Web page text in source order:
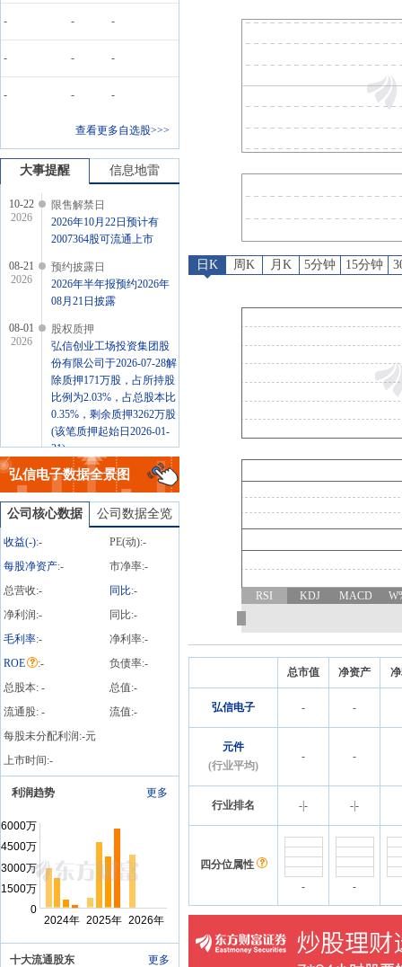
- - -
- - -
- - -
查看更多自选股>>>
大事提醒 信息地雷
10-22
2026
限售解禁日
2026年10月22日预计有
2007364股可流通上市
08-21
2026
预约披露日
2026年半年报预约2026年
08月21日披露
08-01
2026
股权质押
弘信创业工场投资集团股
份有限公司于2026-07-28解
除质押171万股，占所持股
比例为2.03%，占总股本比
0.35%，剩余质押3262万股
(该笔质押起始日2026-01-
21)
08-01
2026
公告
2026年08月01日发布《弘
信电子:关于向特定对象发
行股票申请获得中国证监
会同意注册批复的公告》
等3条公告
弘信电子数据全景图
公司核心数据 公司数据全览
收益(-):- PE(动):-
每股净资产:- 市净率:-
总营收:- 同比:-
净利润:- 同比:-
毛利率:- 净利率:-
ROE
:- 负债率:-
总股本: - 总值:-
流通股: - 流值:-
每股未分配利润:-元
上市时间:-
利润趋势 更多
十大流通股东 更多
股权质押：截止2026年07月24
公告：2026年07月23日发布
限售解禁日：2026年10月22
预约披露日：2026年半年报预
公告：2026年08月01日发布《弘信电
日K 周K 月K 5分钟 15分钟
RSI KDJ MACD
总市值 净资产
弘信电子 - -
元件
(行业平均)
- -
行业排名 -- --
四分位属性
-
-